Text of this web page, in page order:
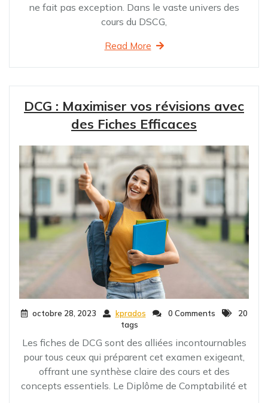
ne fait pas exception. Dans le vaste univers des
cours du DSCG,
Read More
DCG : Maximiser vos révisions avec
des Fiches Efficaces
octobre 28, 2023 kprados 0 Comments
20
tags
Les fiches de DCG sont des alliées incontournables
pour tous ceux qui préparent cet examen exigeant,
offrant une synthèse claire des cours et des
concepts essentiels. Le Diplôme de Comptabilité et